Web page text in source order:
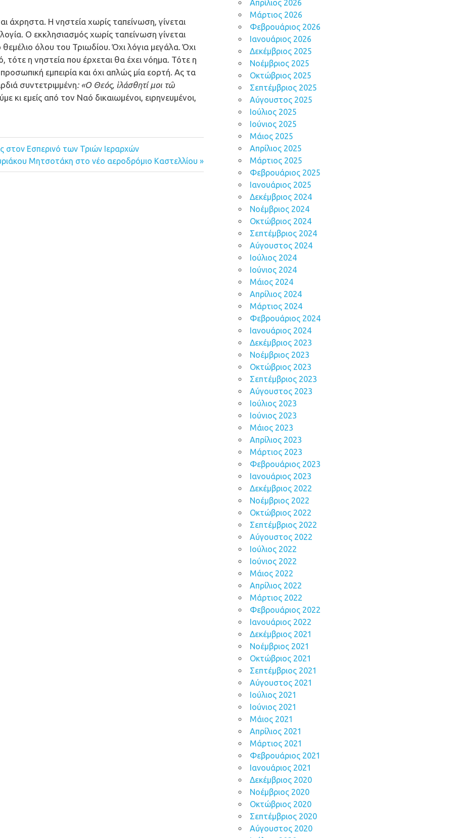
άχρηστα. Η νηστεία χωρίς ταπείνωση, γίνεται
Ο εκκλησιασμός χωρίς ταπείνωση γίνεται
όλου του Τριωδίου. Όχι λόγια μεγάλα. Όχι
η νηστεία που έρχεται θα έχει νόημα. Τότε η
εμπειρία και όχι απλώς μία εορτή. Ας τα
συντετριμμένη: «Ο Θεός, ἱλάσθητί μοι τῶ
κι εμείς από τον Ναό δικαιωμένοι, ειρηνευμένοι,
στον Εσπερινό των Τριών Ιεραρχών
Μητσοτάκη στο νέο αεροδρόμιο Καστελλίου
Απρίλιος 2026
Μάρτιος 2026
Φεβρουάριος 2026
Ιανουάριος 2026
Δεκέμβριος 2025
Νοέμβριος 2025
Οκτώβριος 2025
Σεπτέμβριος 2025
Αύγουστος 2025
Ιούλιος 2025
Ιούνιος 2025
Μάιος 2025
Απρίλιος 2025
Μάρτιος 2025
Φεβρουάριος 2025
Ιανουάριος 2025
Δεκέμβριος 2024
Νοέμβριος 2024
Οκτώβριος 2024
Σεπτέμβριος 2024
Αύγουστος 2024
Ιούλιος 2024
Ιούνιος 2024
Μάιος 2024
Απρίλιος 2024
Μάρτιος 2024
Φεβρουάριος 2024
Ιανουάριος 2024
Δεκέμβριος 2023
Νοέμβριος 2023
Οκτώβριος 2023
Σεπτέμβριος 2023
Αύγουστος 2023
Ιούλιος 2023
Ιούνιος 2023
Μάιος 2023
Απρίλιος 2023
Μάρτιος 2023
Φεβρουάριος 2023
Ιανουάριος 2023
Δεκέμβριος 2022
Νοέμβριος 2022
Οκτώβριος 2022
Σεπτέμβριος 2022
Αύγουστος 2022
Ιούλιος 2022
Ιούνιος 2022
Μάιος 2022
Απρίλιος 2022
Μάρτιος 2022
Φεβρουάριος 2022
Ιανουάριος 2022
Δεκέμβριος 2021
Νοέμβριος 2021
Οκτώβριος 2021
Σεπτέμβριος 2021
Αύγουστος 2021
Ιούλιος 2021
Ιούνιος 2021
Μάιος 2021
Απρίλιος 2021
Μάρτιος 2021
Φεβρουάριος 2021
Ιανουάριος 2021
Δεκέμβριος 2020
Νοέμβριος 2020
Οκτώβριος 2020
Σεπτέμβριος 2020
Αύγουστος 2020